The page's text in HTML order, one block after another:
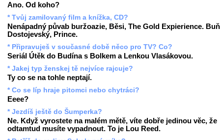
Ano. Od koho?
* Tvůj zamilovaný film a knížka, CD?
Nenápadný půvab buržoazie, Běsi, The Gold Expierience.
Dostojevský, Prince.
* Připravuješ v současné době něco pro TV? Co?
Seriál Útěk do Budína s Bolkem a Lenkou Vlasákovou.
* Jakej typ ženskej tě nejvíce rajcuje?
Ty co se na tohle neptají.
* Co se líp hraje pitomci nebo chytráci?
Eeee?
* Jezdíš ještě do Šumperka?
Ne. Když vyrostete na malém mětě, víte dobře jedinou věc, že
odtamtud musíte vypadnout. To je Lou Reed.